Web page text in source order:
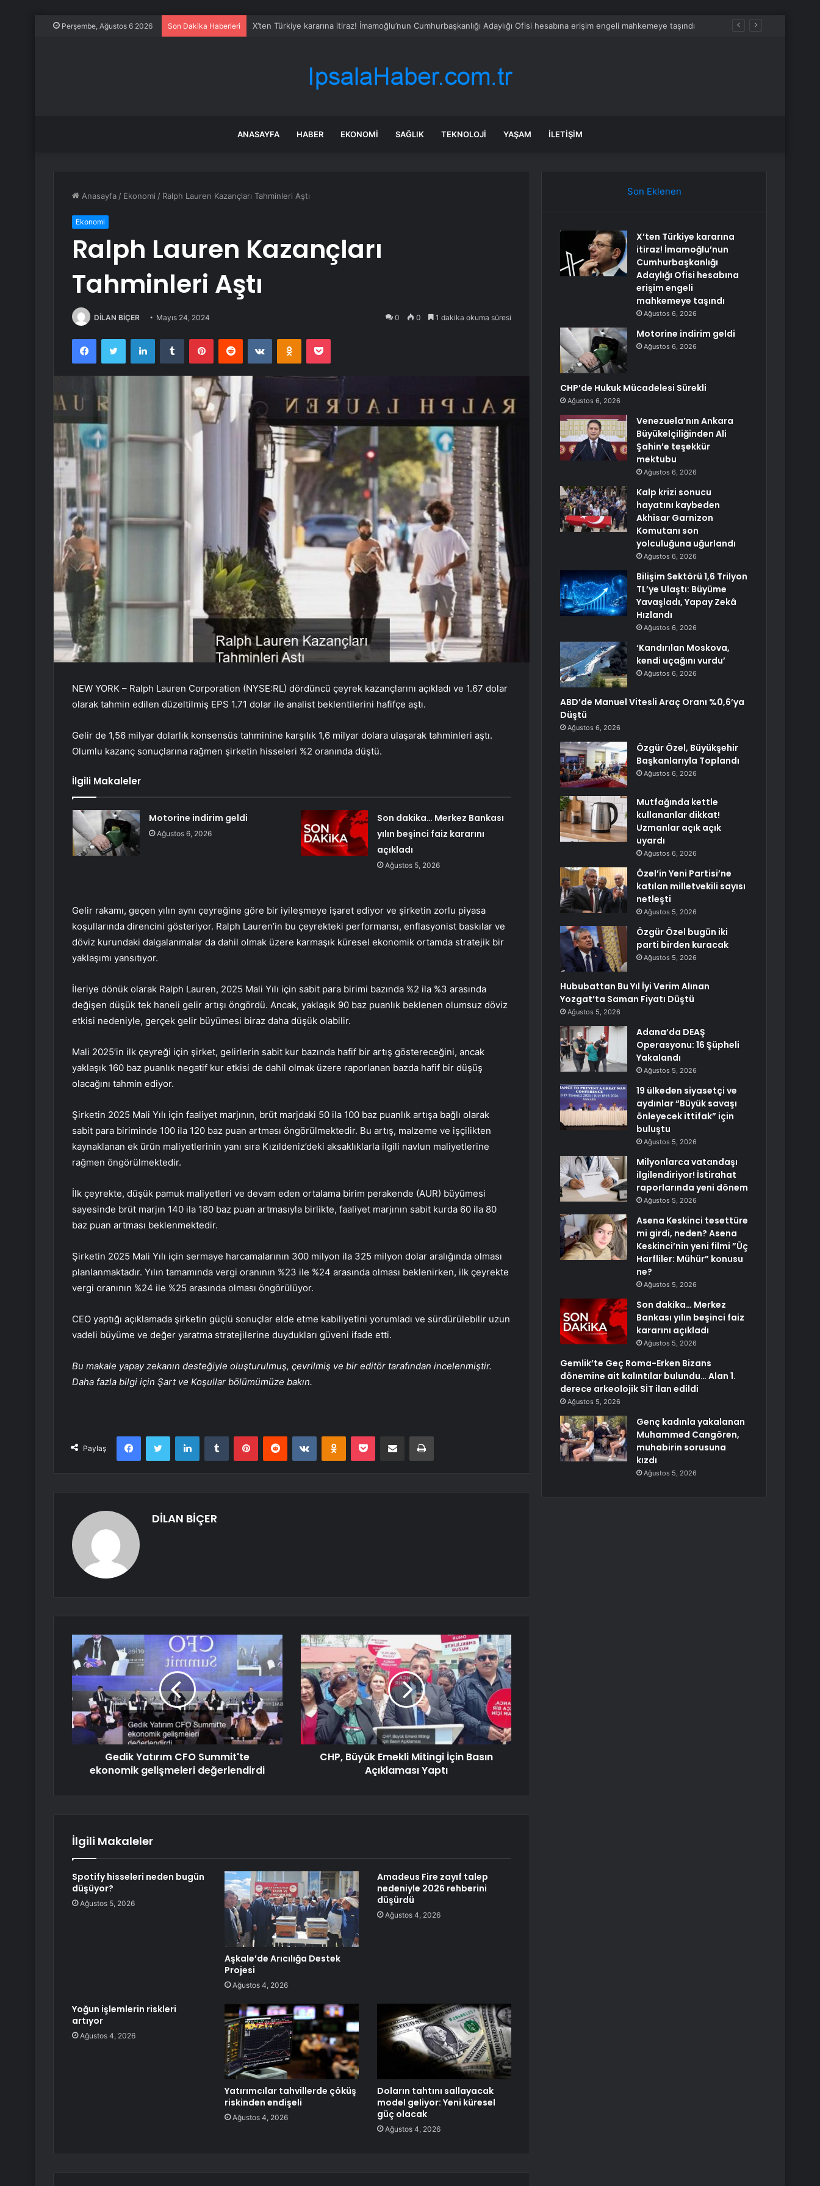
Perşembe, Ağustos 6 2026 Son Dakika Haberleri X’ten Türkiye kararına itiraz! İmamoğlu’nun Cumhurbaşkanlığı Adaylığı Ofisi hesabına erişim engeli mahkemeye taşındı
ANASAYFA HABER EKONOMI SAĞLIK TEKNOLOJI YAŞAM İLETIŞIM
Anasayfa / Ekonomi / Ralph Lauren Kazançları Tahminleri Aştı
Ekonomi
Ralph Lauren Kazançları
Tahminleri Aştı
DİLAN BİÇER Mayıs 24, 2024 0 0 1 dakika okuma süresi
FacebookTwitter LinkedInTumblr PinterestReddit VKontakteOdnoklassniki
Pocket
NEW YORK – Ralph Lauren Corporation (NYSE:RL) dördüncü çeyrek kazançlarını açıkladı ve 1.67 dolar
olarak tahmin edilen düzeltilmiş EPS 1.71 dolar ile analist beklentilerini hafifçe aştı.
Gelir de 1,56 milyar dolarlık konsensüs tahminine karşılık 1,6 milyar dolara ulaşarak tahminleri aştı.
Olumlu kazanç sonuçlarına rağmen şirketin hisseleri %2 oranında düştü.
İlgili Makaleler
Motorine indirim geldi
Ağustos 6, 2026
Son dakika… Merkez Bankası
yılın beşinci faiz kararını
açıkladı
Ağustos 5, 2026
Gelir rakamı, geçen yılın aynı çeyreğine göre bir iyileşmeye işaret ediyor ve şirketin zorlu piyasa
koşullarında direncini gösteriyor. Ralph Lauren’in bu çeyrekteki performansı, enflasyonist baskılar ve
döviz kurundaki dalgalanmalar da dahil olmak üzere karmaşık küresel ekonomik ortamda stratejik bir
yaklaşımı yansıtıyor.
İleriye dönük olarak Ralph Lauren, 2025 Mali Yılı için sabit para birimi bazında %2 ila %3 arasında
değişen düşük tek haneli gelir artışı öngördü. Ancak, yaklaşık 90 baz puanlık beklenen olumsuz döviz
etkisi nedeniyle, gerçek gelir büyümesi biraz daha düşük olabilir.
Mali 2025’in ilk çeyreği için şirket, gelirlerin sabit kur bazında hafif bir artış göstereceğini, ancak
yaklaşık 160 baz puanlık negatif kur etkisi de dahil olmak üzere raporlanan bazda hafif bir düşüş
olacağını tahmin ediyor.
Şirketin 2025 Mali Yılı için faaliyet marjının, brüt marjdaki 50 ila 100 baz puanlık artışa bağlı olarak
sabit para biriminde 100 ila 120 baz puan artması öngörülmektedir. Bu artış, malzeme ve işçilikten
kaynaklanan ek ürün maliyetlerinin yanı sıra Kızıldeniz’deki aksaklıklarla ilgili navlun maliyetlerine
rağmen öngörülmektedir.
İlk çeyrekte, düşük pamuk maliyetleri ve devam eden ortalama birim perakende (AUR) büyümesi
sayesinde brüt marjın 140 ila 180 baz puan artmasıyla birlikte, faaliyet marjının sabit kurda 60 ila 80
baz puan artması beklenmektedir.
Şirketin 2025 Mali Yılı için sermaye harcamalarının 300 milyon ila 325 milyon dolar aralığında olması
planlanmaktadır. Yılın tamamında vergi oranının %23 ile %24 arasında olması beklenirken, ilk çeyrekte
vergi oranının %24 ile %25 arasında olması öngörülüyor.
CEO yaptığı açıklamada şirketin güçlü sonuçlar elde etme kabiliyetini yorumladı ve sürdürülebilir uzun
vadeli büyüme ve değer yaratma stratejilerine duydukları güveni ifade etti.
Bu makale yapay zekanın desteğiyle oluşturulmuş, çevrilmiş ve bir editör tarafından incelenmiştir.
Daha fazla bilgi için Şart ve Koşullar bölümümüze bakın.
Paylaş
FacebookTwitter LinkedInTumblr PinterestReddit VKontakteOdnoklassniki
Pocket E-Posta ile paylaş Yazdır
DİLAN BİÇER
Gedik Yatırım CFO Summit'te
ekonomik gelişmeleri değerlendirdi
CHP, Büyük Emekli Mitingi İçin Basın
Açıklaması Yaptı
İlgili Makaleler
Spotify hisseleri neden bugün
düşüyor?
Ağustos 5, 2026
Aşkale’de Arıcılığa Destek
Projesi
Ağustos 4, 2026
Amadeus Fire zayıf talep
nedeniyle 2026 rehberini
düşürdü
Ağustos 4, 2026
Yoğun işlemlerin riskleri
artıyor
Ağustos 4, 2026
Yatırımcılar tahvillerde çöküş
riskinden endişeli
Ağustos 4, 2026
Doların tahtını sallayacak
model geliyor: Yeni küresel
güç olacak
Ağustos 4, 2026
Son Eklenen
X’ten Türkiye kararına
itiraz! İmamoğlu’nun
Cumhurbaşkanlığı
Adaylığı Ofisi hesabına
erişim engeli
mahkemeye taşındı
Ağustos 6, 2026
Motorine indirim geldi
Ağustos 6, 2026
CHP’de Hukuk Mücadelesi Sürekli
Ağustos 6, 2026
Venezuela’nın Ankara
Büyükelçiliğinden Ali
Şahin’e teşekkür
mektubu
Ağustos 6, 2026
Kalp krizi sonucu
hayatını kaybeden
Akhisar Garnizon
Komutanı son
yolculuğuna uğurlandı
Ağustos 6, 2026
Bilişim Sektörü 1,6 Trilyon
TL’ye Ulaştı: Büyüme
Yavaşladı, Yapay Zekâ
Hızlandı
Ağustos 6, 2026
‘Kandırılan Moskova,
kendi uçağını vurdu’
Ağustos 6, 2026
ABD’de Manuel Vitesli Araç Oranı %0,6’ya
Düştü
Ağustos 6, 2026
Özgür Özel, Büyükşehir
Başkanlarıyla Toplandı
Ağustos 6, 2026
Mutfağında kettle
kullananlar dikkat!
Uzmanlar açık açık
uyardı
Ağustos 6, 2026
Özel’in Yeni Partisi’ne
katılan milletvekili sayısı
netleşti
Ağustos 5, 2026
Özgür Özel bugün iki
parti birden kuracak
Ağustos 5, 2026
Hububattan Bu Yıl İyi Verim Alınan
Yozgat’ta Saman Fiyatı Düştü
Ağustos 5, 2026
Adana’da DEAŞ
Operasyonu: 16 Şüpheli
Yakalandı
Ağustos 5, 2026
19 ülkeden siyasetçi ve
aydınlar “Büyük savaşı
önleyecek ittifak” için
buluştu
Ağustos 5, 2026
Milyonlarca vatandaşı
ilgilendiriyor! İstirahat
raporlarında yeni dönem
Ağustos 5, 2026
Asena Keskinci tesettüre
mi girdi, neden? Asena
Keskinci’nin yeni filmi ”Üç
Harfliler: Mühür” konusu
ne?
Ağustos 5, 2026
Son dakika… Merkez
Bankası yılın beşinci faiz
kararını açıkladı
Ağustos 5, 2026
Gemlik’te Geç Roma-Erken Bizans
dönemine ait kalıntılar bulundu… Alan 1.
derece arkeolojik SİT ilan edildi
Ağustos 5, 2026
Genç kadınla yakalanan
Muhammed Cangören,
muhabirin sorusuna
kızdı
Ağustos 5, 2026